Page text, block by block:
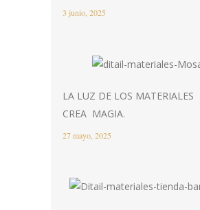
3 junio, 2025
LA LUZ DE LOS MATERIALES
CREA MAGIA.
27 mayo, 2025